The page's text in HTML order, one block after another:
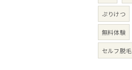
ぷりけつ
無料体験
セルフ脱毛